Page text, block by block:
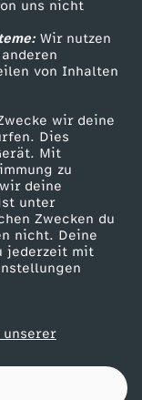
uns nicht
Wir nutzen
von Inhalten
wir deine
Dies
Mit
zu
deine
unter
Zwecken du
nicht. Deine
jederzeit mit